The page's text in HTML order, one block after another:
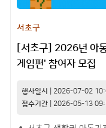
서초구
[서초구] 2026년 아
게임편' 참여자 모집
행사일시 2026-07-02
접수기간| 2026-05-13